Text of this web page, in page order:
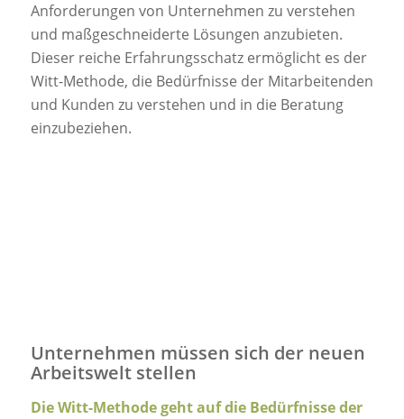
Anforderungen von Unternehmen zu verstehen
und maßgeschneiderte Lösungen anzubieten.
Dieser reiche Erfahrungsschatz ermöglicht es der
Witt-Methode, die Bedürfnisse der Mitarbeitenden
und Kunden zu verstehen und in die Beratung
einzubeziehen.
Unternehmen müssen sich der neuen
Arbeitswelt stellen
Die Witt-Methode geht auf die Bedürfnisse der